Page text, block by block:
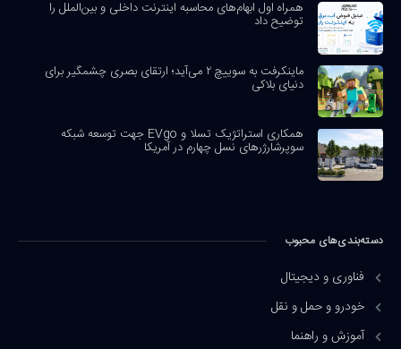
همراه اول ابهام‌های محاسبه اینترنت داخلی و بین‌الملل را
توضیح داد
ماینکرفت به سوییچ ۲ می‌آید؛ ارتقای بصری چشمگیر برای
دنیای بلاکی
همکاری استراتژیک تسلا و EVgo جهت توسعه شبکه
سوپرشارژرهای نسل چهارم در آمریکا
دسته‌بندی‌های محبوب
فناوری و دیجیتال
خودرو و حمل و نقل
آموزش و راهنما